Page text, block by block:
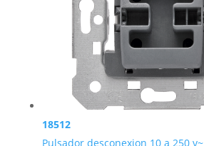
18512
Pulsador desconexion 10 a 250 v~